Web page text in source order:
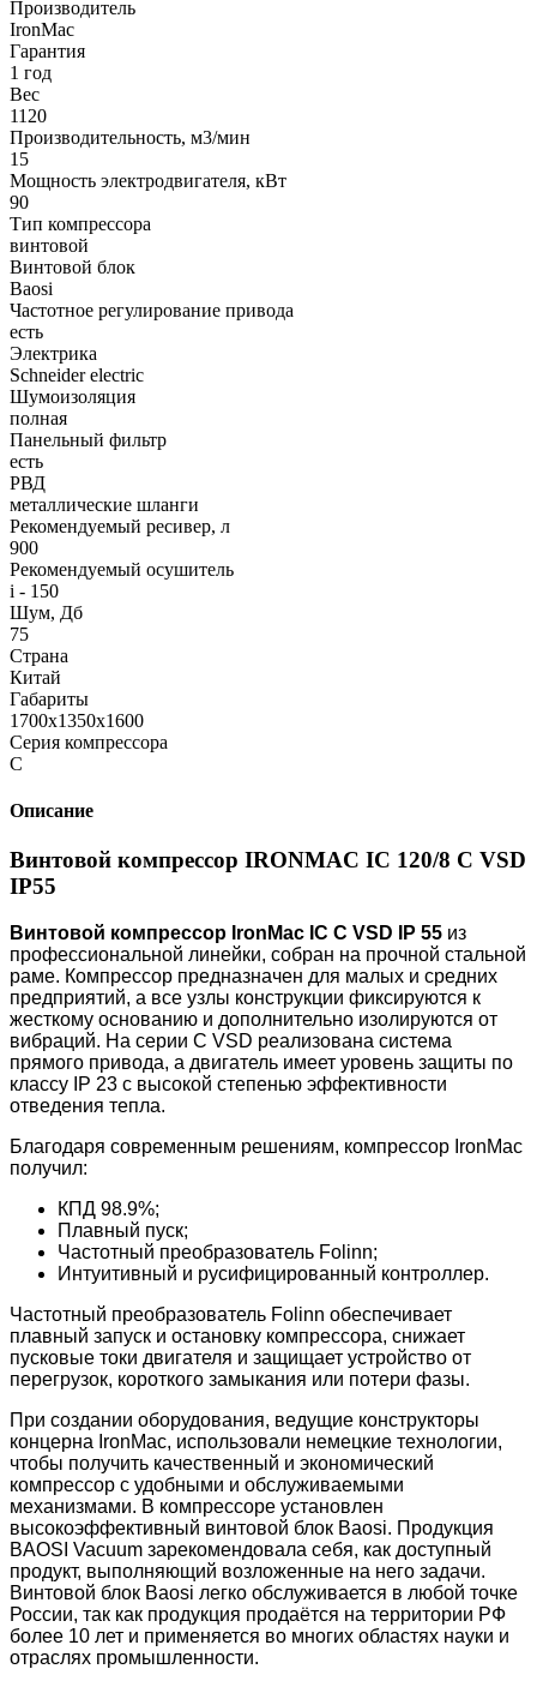
Производитель
IronMac
Гарантия
1 год
Вес
1120
Производительность, м3/мин
15
Мощность электродвигателя, кВт
90
Тип компрессора
винтовой
Винтовой блок
Baosi
Частотное регулирование привода
есть
Электрика
Schneider electric
Шумоизоляция
полная
Панельный фильтр
есть
РВД
металлические шланги
Рекомендуемый ресивер, л
900
Рекомендуемый осушитель
i - 150
Шум, Дб
75
Страна
Китай
Габариты
1700x1350x1600
Серия компрессора
C
Описание
Винтовой компрессор IRONMAC IC 120/8 C VSD
IP55
Винтовой компрессор IronMac IC C VSD IP 55 из
профессиональной линейки, собран на прочной стальной
раме. Компрессор предназначен для малых и средних
предприятий, а все узлы конструкции фиксируются к
жесткому основанию и дополнительно изолируются от
вибраций. На серии C VSD реализована система
прямого привода, а двигатель имеет уровень защиты по
классу IP 23 с высокой степенью эффективности
отведения тепла.
Благодаря современным решениям, компрессор IronMac
получил:
КПД 98.9%;
Плавный пуск;
Частотный преобразователь Folinn;
Интуитивный и русифицированный контроллер.
Частотный преобразователь Folinn обеспечивает
плавный запуск и остановку компрессора, снижает
пусковые токи двигателя и защищает устройство от
перегрузок, короткого замыкания или потери фазы.
При создании оборудования, ведущие конструкторы
концерна IronMac, использовали немецкие технологии,
чтобы получить качественный и экономический
компрессор с удобными и обслуживаемыми
механизмами. В компрессоре установлен
высокоэффективный винтовой блок Baosi. Продукция
BAOSI Vacuum зарекомендовала себя, как доступный
продукт, выполняющий возложенные на него задачи.
Винтовой блок Baosi легко обслуживается в любой точке
России, так как продукция продаётся на территории РФ
более 10 лет и применяется во многих областях науки и
отраслях промышленности.